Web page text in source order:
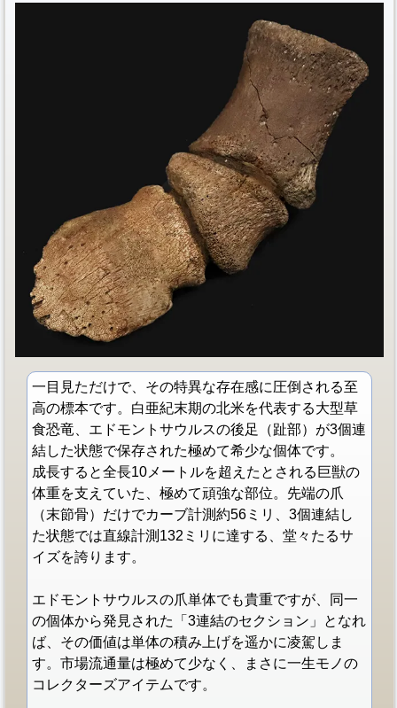
一目見ただけで、その特異な存在感に圧倒される至
高の標本です。白亜紀末期の北米を代表する大型草
食恐竜、エドモントサウルスの後足（趾部）が3個連
結した状態で保存された極めて希少な個体です。
成長すると全長10メートルを超えたとされる巨獣の
体重を支えていた、極めて頑強な部位。先端の爪
（末節骨）だけでカーブ計測約56ミリ、3個連結し
た状態では直線計測132ミリに達する、堂々たるサ
イズを誇ります。
エドモントサウルスの爪単体でも貴重ですが、同一
の個体から発見された「3連結のセクション」となれ
ば、その価値は単体の積み上げを遥かに凌駕しま
す。市場流通量は極めて少なく、まさに一生モノの
コレクターズアイテムです。